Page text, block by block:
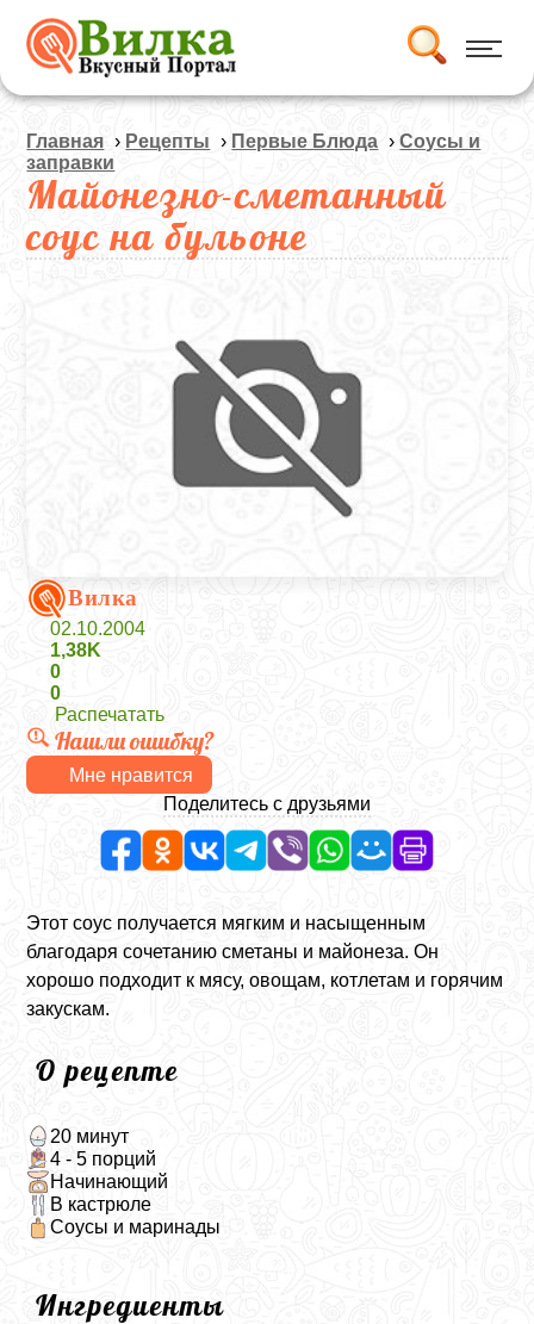
Главная › Рецепты › Первые Блюда ›Соусы и
заправки
Майонезно-сметанный
соус на бульоне
Вилка
02.10.2004
1,38K
0
0
Распечатать
Нашли ошибку?
Мне нравится
Поделитесь с друзьями
Этот соус получается мягким и насыщенным
благодаря сочетанию сметаны и майонеза. Он
хорошо подходит к мясу, овощам, котлетам и горячим
закускам.
О рецепте
20 минут
4 - 5 порций
Начинающий
В кастрюле
Соусы и маринады
Ингредиенты